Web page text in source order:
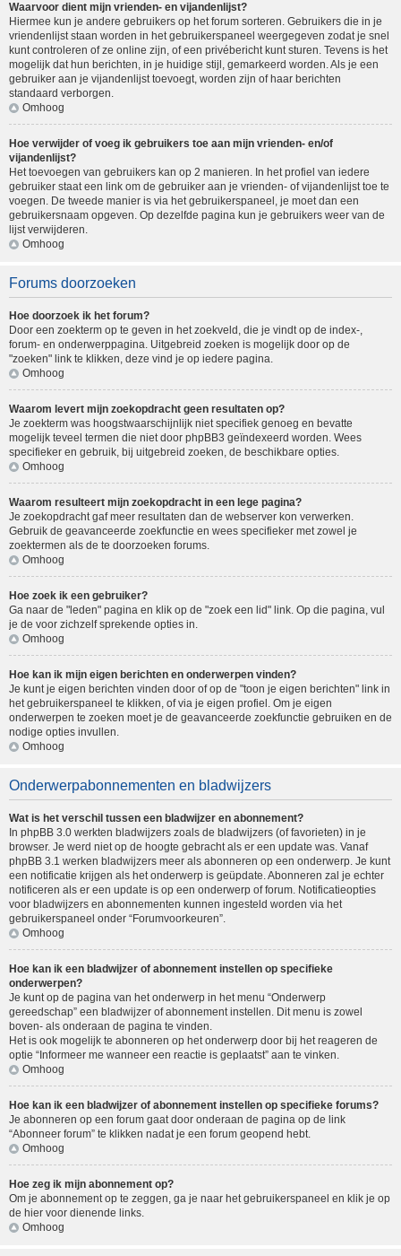
Waarvoor dient mijn vrienden- en vijandenlijst?
Hiermee kun je andere gebruikers op het forum sorteren. Gebruikers die in je
vriendenlijst staan worden in het gebruikerspaneel weergegeven zodat je snel
kunt controleren of ze online zijn, of een privébericht kunt sturen. Tevens is het
mogelijk dat hun berichten, in je huidige stijl, gemarkeerd worden. Als je een
gebruiker aan je vijandenlijst toevoegt, worden zijn of haar berichten
standaard verborgen.
Omhoog
Hoe verwijder of voeg ik gebruikers toe aan mijn vrienden- en/of
vijandenlijst?
Het toevoegen van gebruikers kan op 2 manieren. In het profiel van iedere
gebruiker staat een link om de gebruiker aan je vrienden- of vijandenlijst toe te
voegen. De tweede manier is via het gebruikerspaneel, je moet dan een
gebruikersnaam opgeven. Op dezelfde pagina kun je gebruikers weer van de
lijst verwijderen.
Omhoog
Forums doorzoeken
Hoe doorzoek ik het forum?
Door een zoekterm op te geven in het zoekveld, die je vindt op de index-,
forum- en onderwerppagina. Uitgebreid zoeken is mogelijk door op de
"zoeken" link te klikken, deze vind je op iedere pagina.
Omhoog
Waarom levert mijn zoekopdracht geen resultaten op?
Je zoekterm was hoogstwaarschijnlijk niet specifiek genoeg en bevatte
mogelijk teveel termen die niet door phpBB3 geïndexeerd worden. Wees
specifieker en gebruik, bij uitgebreid zoeken, de beschikbare opties.
Omhoog
Waarom resulteert mijn zoekopdracht in een lege pagina?
Je zoekopdracht gaf meer resultaten dan de webserver kon verwerken.
Gebruik de geavanceerde zoekfunctie en wees specifieker met zowel je
zoektermen als de te doorzoeken forums.
Omhoog
Hoe zoek ik een gebruiker?
Ga naar de "leden" pagina en klik op de "zoek een lid" link. Op die pagina, vul
je de voor zichzelf sprekende opties in.
Omhoog
Hoe kan ik mijn eigen berichten en onderwerpen vinden?
Je kunt je eigen berichten vinden door of op de "toon je eigen berichten" link in
het gebruikerspaneel te klikken, of via je eigen profiel. Om je eigen
onderwerpen te zoeken moet je de geavanceerde zoekfunctie gebruiken en de
nodige opties invullen.
Omhoog
Onderwerpabonnementen en bladwijzers
Wat is het verschil tussen een bladwijzer en abonnement?
In phpBB 3.0 werkten bladwijzers zoals de bladwijzers (of favorieten) in je
browser. Je werd niet op de hoogte gebracht als er een update was. Vanaf
phpBB 3.1 werken bladwijzers meer als abonneren op een onderwerp. Je kunt
een notificatie krijgen als het onderwerp is geüpdate. Abonneren zal je echter
notificeren als er een update is op een onderwerp of forum. Notificatieopties
voor bladwijzers en abonnementen kunnen ingesteld worden via het
gebruikerspaneel onder “Forumvoorkeuren”.
Omhoog
Hoe kan ik een bladwijzer of abonnement instellen op specifieke
onderwerpen?
Je kunt op de pagina van het onderwerp in het menu “Onderwerp
gereedschap” een bladwijzer of abonnement instellen. Dit menu is zowel
boven- als onderaan de pagina te vinden.
Het is ook mogelijk te abonneren op het onderwerp door bij het reageren de
optie “Informeer me wanneer een reactie is geplaatst” aan te vinken.
Omhoog
Hoe kan ik een bladwijzer of abonnement instellen op specifieke forums?
Je abonneren op een forum gaat door onderaan de pagina op de link
“Abonneer forum” te klikken nadat je een forum geopend hebt.
Omhoog
Hoe zeg ik mijn abonnement op?
Om je abonnement op te zeggen, ga je naar het gebruikerspaneel en klik je op
de hier voor dienende links.
Omhoog